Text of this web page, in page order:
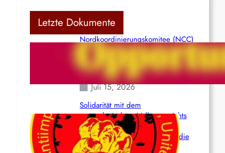
Letzte Dokumente
Nordkoordinierungskomitee (NCC)
der Kommunistischen Partei Indiens
(Maoistisch): Postmoderner
Opportunismus
Juli 15, 2026
Solidarität mit dem
venezolanischem Volk angesichts
der verlorenen Leben und der
katastrophalen Situation durch die
Erdbeben des 24. Juni!